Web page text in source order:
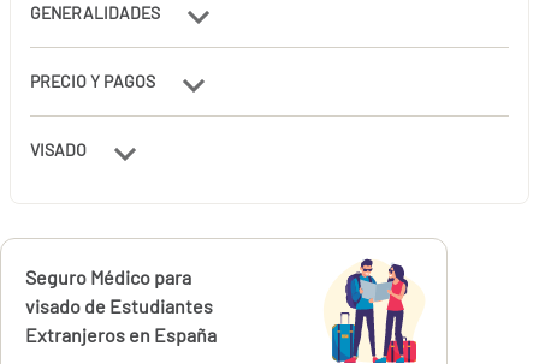
GENERALIDADES
PRECIO Y PAGOS
VISADO
Calcúlalo ahora
Seguro Médico para
visado de Estudiantes
Extranjeros en España
10,83 €